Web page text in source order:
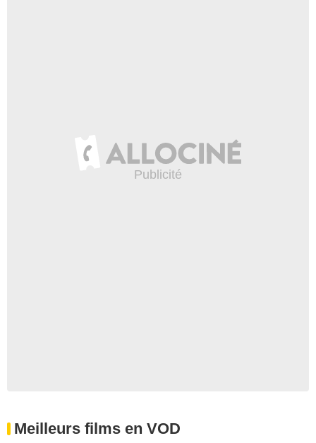
Meilleurs films en VOD